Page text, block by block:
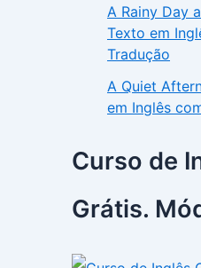
A Rainy Day
Texto em
Tradução
A Quiet
em Inglês
Curso de
Grátis.